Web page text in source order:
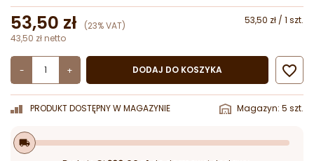
53,50 zł (23% VAT)
53,50 zł / 1 szt.
43,50 zł netto
- + DODAJ DO KOSZYKA 
PRODUKT DOSTĘPNY W MAGAZYNIE Magazyn: 5 szt.
local_shipping